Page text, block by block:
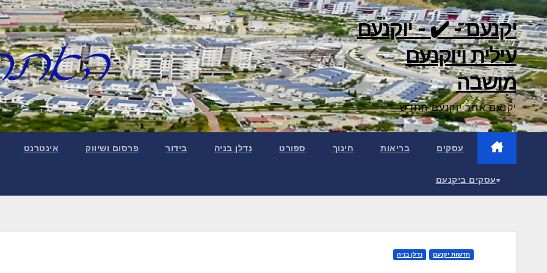
יקנעם - ✔️ - יוקנעם
עילית ויוקנעם
מושבה
יקנעם אתר יוקנעם החדש
עסקים בריאות חינוך ספורט נדלן בניה בידור פרסום ושיווק אינטרנט
עסקים ביקנעם
חדשות יקנעם נדלן בניה